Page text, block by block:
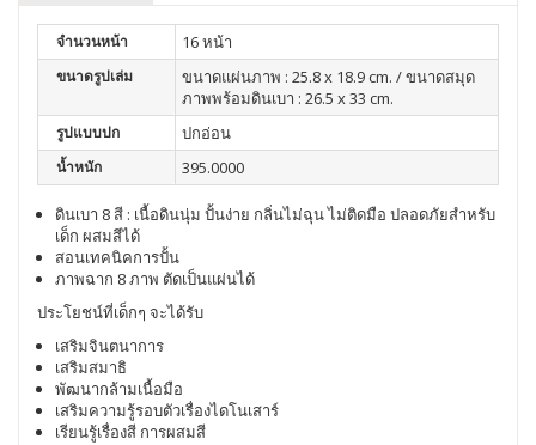
จำนวนหน้า 16 หน้า
ขนาดรูปเล่ม
ขนาดแผ่นภาพ : 25.8 x 18.9 cm. / ขนาดสมุด
ภาพพร้อมดินเบา : 26.5 x 33 cm.
รูปแบบปก ปกอ่อน
น้ำหนัก 395.0000
ดินเบา 8 สี : เนื้อดินนุ่ม ปั้นง่าย กลิ่นไม่ฉุน ไม่ติดมือ ปลอดภัยสำหรับ
เด็ก ผสมสีได้
สอนเทคนิคการปั้น
ภาพฉาก 8 ภาพ ตัดเป็นแผ่นได้
ประโยชน์ที่เด็กๆ จะได้รับ
เสริมจินตนาการ
เสริมสมาธิ
พัฒนากล้ามเนื้อมือ
เสริมความรู้รอบตัวเรื่องไดโนเสาร์
เรียนรู้เรื่องสี การผสมสี